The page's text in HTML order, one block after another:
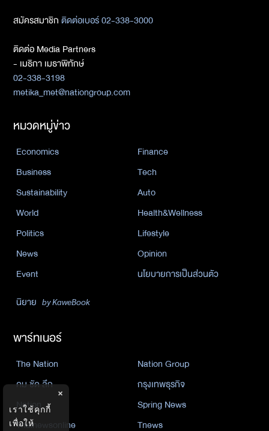
สมัครสมาชิกติดต่อเบอร์ 02-338-3000
ติดต่อ Media Partners
- เมธิกา เมธาพิทักษ์
02-338-3198
metika_met@nationgroup.com
หมวดหมู่ข่าว
Economics
Finance
Business
Tech
Sustainability
Auto
World
Health&Wellness
Politics
Lifestyle
News
Opinion
Event
นโยบายการเป็นส่วนตัว
นิยาย by KaweBook
พาร์ทเนอร์
The Nation
Nation Group
คม ชัด ลึก
กรุงเทพธุรกิจ
Nation
Spring News
Thainewsonline
Tnews
×
เราใช้คุกกี้
เพื่อให้